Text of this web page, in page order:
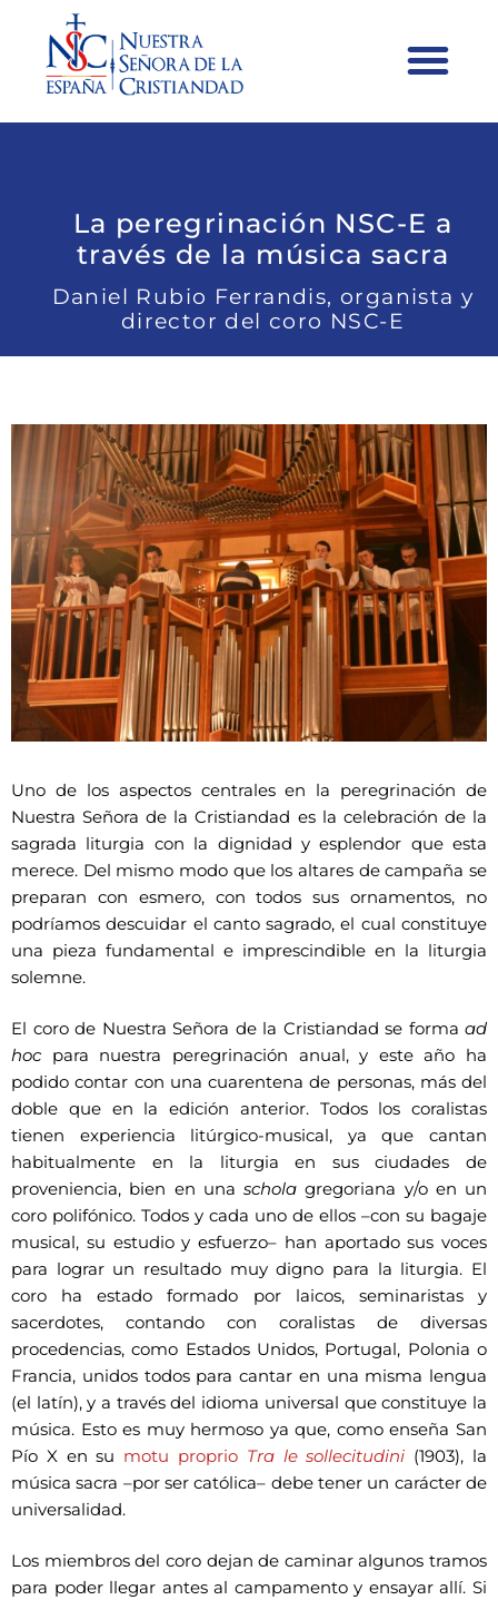
La peregrinación NSC-E a
través de la música sacra
Daniel Rubio Ferrandis, organista y
director del coro NSC-E
Uno de los aspectos centrales en la peregrinación de
Nuestra Señora de la Cristiandad es la celebración de la
sagrada liturgia con la dignidad y esplendor que esta
merece. Del mismo modo que los altares de campaña se
preparan con esmero, con todos sus ornamentos, no
podríamos descuidar el canto sagrado, el cual constituye
una pieza fundamental e imprescindible en la liturgia
solemne.
El coro de Nuestra Señora de la Cristiandad se forma ad
hocpara nuestra peregrinación anual, y este año ha
podido contar con una cuarentena de personas, más del
doble que en la edición anterior. Todos los coralistas
tienen experiencia litúrgico-musical, ya que cantan
habitualmente en la liturgia en sus ciudades de
proveniencia, bien en una schola gregoriana y/o en un
coro polifónico. Todos y cada uno de ellos –con su bagaje
musical, su estudio y esfuerzo– han aportado sus voces
para lograr un resultado muy digno para la liturgia. El
coro ha estado formado por laicos, seminaristas y
sacerdotes, contando con coralistas de diversas
procedencias, como Estados Unidos, Portugal, Polonia o
Francia, unidos todos para cantar en una misma lengua
(el latín), y a través del idioma universal que constituye la
música. Esto es muy hermoso ya que, como enseña San
Pío X en su motu proprio Tra le sollecitudini (1903), la
música sacra –por ser católica– debe tener un carácter de
universalidad.
Los miembros del coro dejan de caminar algunos tramos
para poder llegar antes al campamento y ensayar allí. Si